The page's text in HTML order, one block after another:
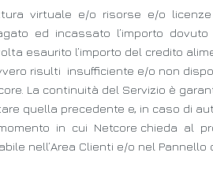
virtuale e/o risorse e/o
ed incassato l’importo
esaurito l’importo del credito
risulti insufficiente e/o non
La continuità del Servizio è
quella precedente e, in caso di
in cui Netcore chieda al
nell’Area Clienti e/o nel Pannello